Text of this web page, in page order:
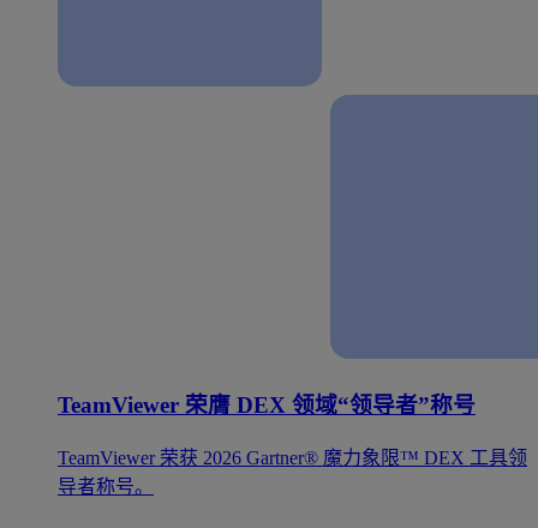
TeamViewer 荣膺 DEX 领域“领导者”称号
TeamViewer 荣获 2026 Gartner® 魔力象限™ DEX 工具领
导者称号。